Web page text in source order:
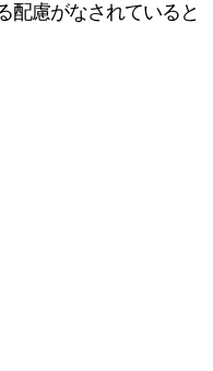
配慮がなされていると